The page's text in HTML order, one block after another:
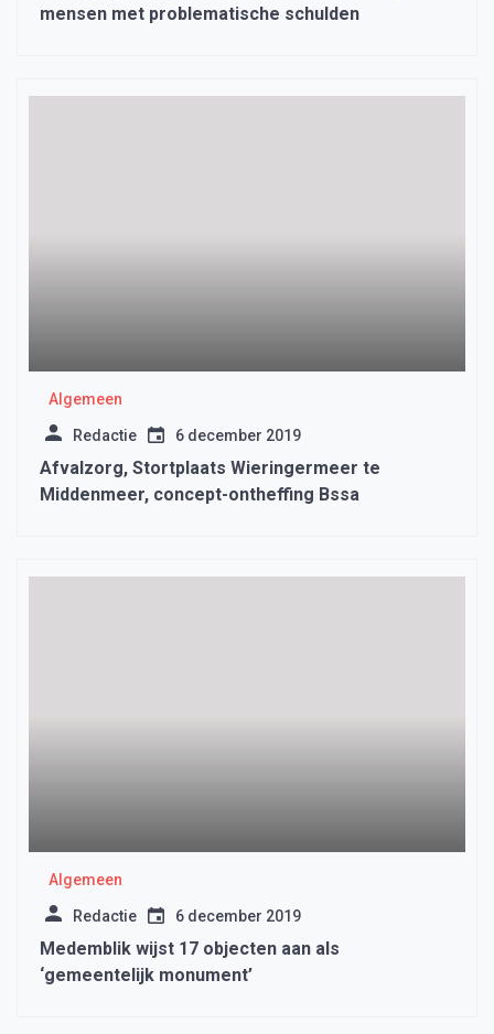
mensen met problematische schulden
Algemeen
Redactie 6 december 2019
Afvalzorg, Stortplaats Wieringermeer te
Middenmeer, concept-ontheffing Bssa
Algemeen
Redactie 6 december 2019
Medemblik wijst 17 objecten aan als
‘gemeentelijk monument’